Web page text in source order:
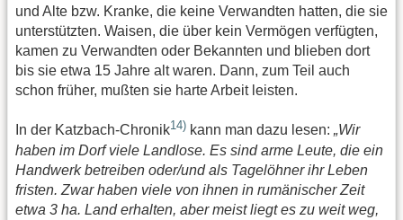
und Alte bzw. Kranke, die keine Verwandten hatten, die sie
unterstützten. Waisen, die über kein Vermögen verfügten,
kamen zu Verwandten oder Bekannten und blieben dort
bis sie etwa 15 Jahre alt waren. Dann, zum Teil auch
schon früher, mußten sie harte Arbeit leisten.
In der Katzbach-Chronik14) kann man dazu lesen: „Wir
haben im Dorf viele Landlose. Es sind arme Leute, die ein
Handwerk betreiben oder/und als Tagelöhner ihr Leben
fristen. Zwar haben viele von ihnen in rumänischer Zeit
etwa 3 ha. Land erhalten, aber meist liegt es zu weit weg,